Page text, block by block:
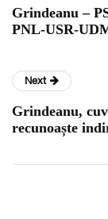
Grindeanu –
PNL-USR-
Next
Grindeanu,
recunoaște